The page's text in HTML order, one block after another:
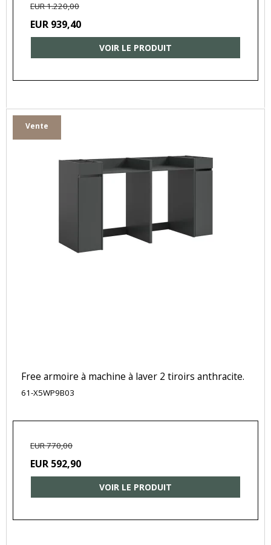
EUR 1.220,00
EUR 939,40
VOIR LE PRODUIT
Vente
Free armoire à machine à laver 2 tiroirs anthracite.
61-X5WP9B03
EUR 770,00
EUR 592,90
VOIR LE PRODUIT